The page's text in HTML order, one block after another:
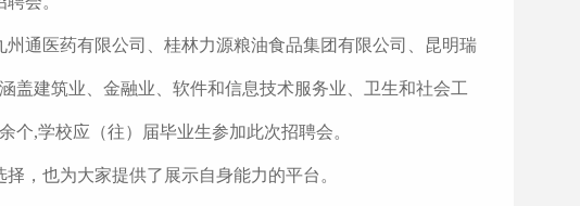
通医药有限公司、桂林力源粮油食品集团有限公司、昆明瑞
盖建筑业、金融业、软件和信息技术服务业、卫生和社会工
个,学校应（往）届毕业生参加此次招聘会。
，也为大家提供了展示自身能力的平台。